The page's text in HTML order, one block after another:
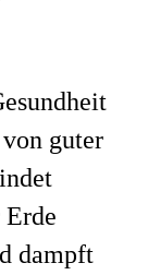
guter
Erde
dampft